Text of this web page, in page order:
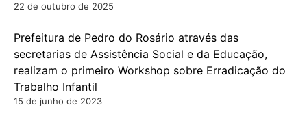
22 de outubro de 2025
Prefeitura de Pedro do Rosário através das
secretarias de Assistência Social e da Educação,
realizam o primeiro Workshop sobre Erradicação do
Trabalho Infantil
15 de junho de 2023